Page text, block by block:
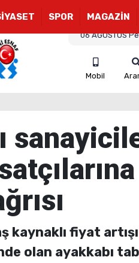
SPOR MAGAZİN
06 AĞUSTOS
Mobil
kaynaklı fiyat
olan ayakkabı